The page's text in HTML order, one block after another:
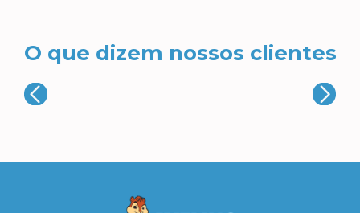
O que dizem nossos clientes